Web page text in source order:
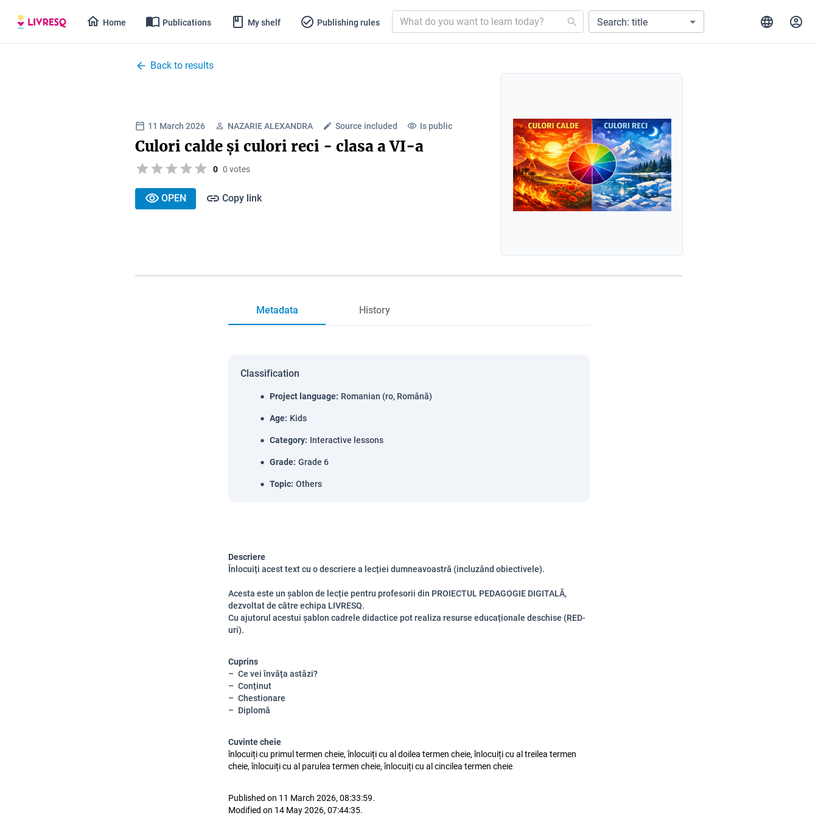
Home Publications My shelf Publishing rules Search: title
Back to results
11 March 2026 NAZARIE ALEXANDRA Source included Is public
Culori calde și culori reci - clasa a VI-a
0 0 votes
OPEN Copy link
Metadata History
Classification
Project language: Romanian (ro, Română)
Age: Kids
Category: Interactive lessons
Grade: Grade 6
Topic: Others
Descriere
Înlocuiți acest text cu o descriere a lecției dumneavoastră (incluzând obiectivele).
Acesta este un șablon de lecție pentru profesorii din PROIECTUL PEDAGOGIE DIGITALĂ,
dezvoltat de către echipa LIVRESQ.
Cu ajutorul acestui șablon cadrele didactice pot realiza resurse educaționale deschise (RED-
uri).
Cuprins
Ce vei învăța astăzi?
Conținut
Chestionare
Diplomă
Cuvinte cheie
înlocuiți cu primul termen cheie, înlocuiți cu al doilea termen cheie, înlocuiți cu al treilea termen
cheie, înlocuiți cu al parulea termen cheie, înlocuiți cu al cincilea termen cheie
Published on 11 March 2026, 08:33:59.
Modified on 14 May 2026, 07:44:35.